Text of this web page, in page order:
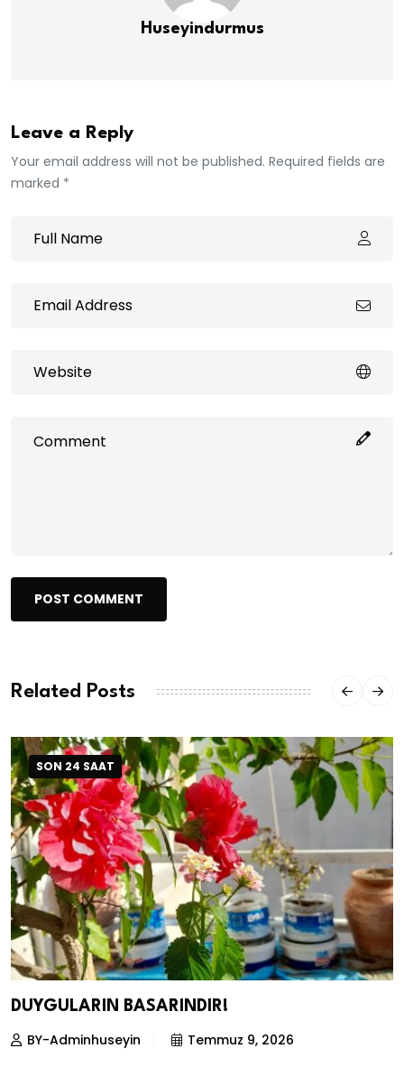
Huseyindurmus
Leave a Reply
Your email address will not be published. Required fields are
marked *
POST COMMENT
Related Posts
SON 24 SAAT
DUYGULARIN BASARINDIR!
BY-Adminhuseyin Temmuz 9, 2026